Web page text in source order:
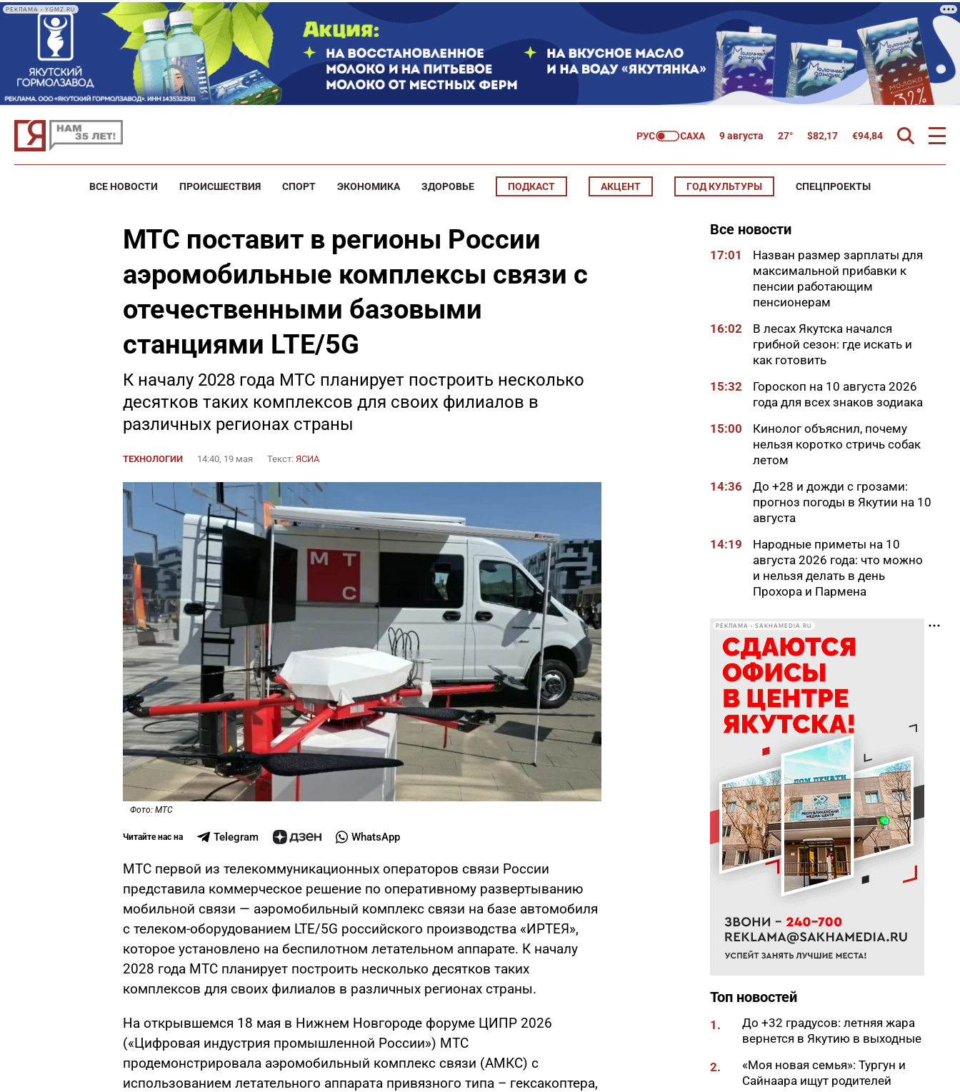
РЕКЛАМА • YGMZ.RU
9 августа 27° $82,17 €94,84
ВСЕ НОВОСТИ ПРОИСШЕСТВИЯ СПОРТ ЭКОНОМИКА ЗДОРОВЬЕ ПОДКАСТ АКЦЕНТ ГОД КУЛЬТУРЫ СПЕЦПРОЕКТЫ
МТС поставит в регионы России
аэромобильные комплексы связи с
отечественными базовыми
станциями LTE/5G
К началу 2028 года МТС планирует построить несколько
десятков таких комплексов для своих филиалов в
различных регионах страны
ТЕХНОЛОГИИ 14:40, 19 мая Текст: ЯСИА
Фото: МТС
Читайте нас на Telegram WhatsApp
МТС первой из телекоммуникационных операторов связи России
представила коммерческое решение по оперативному развертыванию
мобильной связи — аэромобильный комплекс связи на базе автомобиля
с телеком-оборудованием LTE/5G российского производства «ИРТЕЯ»,
которое установлено на беспилотном летательном аппарате. К началу
2028 года МТС планирует построить несколько десятков таких
комплексов для своих филиалов в различных регионах страны.
На открывшемся 18 мая в Нижнем Новгороде форуме ЦИПР 2026
(«Цифровая индустрия промышленной России») МТС
продемонстрировала аэромобильный комплекс связи (АМКС) с
использованием летательного аппарата привязного типа – гексакоптера,
Все новости
17:01
Назван размер зарплаты для
максимальной прибавки к
пенсии работающим
пенсионерам
16:02
В лесах Якутска начался
грибной сезон: где искать и
как готовить
15:32
Гороскоп на 10 августа 2026
года для всех знаков зодиака
15:00
Кинолог объяснил, почему
нельзя коротко стричь собак
летом
14:36
До +28 и дожди с грозами:
прогноз погоды в Якутии на 10
августа
14:19
Народные приметы на 10
августа 2026 года: что можно
и нельзя делать в день
Прохора и Пармена
КМНС в Якутии
14:00
На проспекте Михаила
Николаева в Якутске
ограничат движение с 10
августа
13:15
Топ-10 новостей: ливень в
Якутске, алмазный кластер и
топливо в Южной Якутии
12:42
В районах Якутии полностью
освободили от воды
подтопленные территории
12:33
Якутяне могут подать заявку
на главную просветительскую
премию страны
госслужащих в России
12:00
Семечки и аппендицит: что на
выставку «Петергоф.
Великолепный век»
11:18
В Сунтарском районе
потушили один лесной пожар
РЕКЛАМА • SAKHAMEDIA.RU
Топ новостей
1.
До +32 градусов: летняя жара
вернется в Якутию в выходные
2.
«Моя новая семья»: Тургун и
Сайнаара ищут родителей